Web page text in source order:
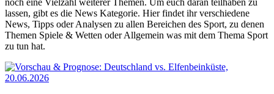
lassen, gibt es die News Kategorie. Hier findet ihr verschiedene
News, Tipps oder Analysen zu allen Bereichen des Sport, zu denen
Themen Spiele & Wetten oder Allgemein was mit dem Thema Sport
zu tun hat.